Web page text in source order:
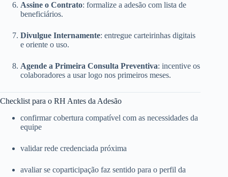
Assine o Contrato: formalize a adesão com lista de
beneficiários.
Divulgue Internamente: entregue carteirinhas digitais
e oriente o uso.
Agende a Primeira Consulta Preventiva: incentive os
colaboradores a usar logo nos primeiros meses.
Checklist para o RH Antes da Adesão
confirmar cobertura compatível com as necessidades da
equipe
validar rede credenciada próxima
avaliar se coparticipação faz sentido para o perfil da